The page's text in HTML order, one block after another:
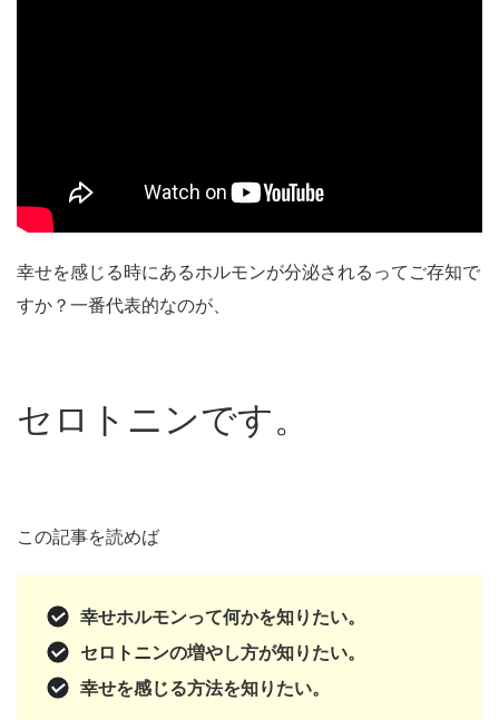
幸せを感じる時にあるホルモンが分泌されるってご存知で
すか？一番代表的なのが、
セロトニンです。
この記事を読めば
幸せホルモンって何かを知りたい。
セロトニンの増やし方が知りたい。
幸せを感じる方法を知りたい。